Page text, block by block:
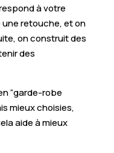
à votre
une retouche, et on
on construit des
des
“garde-robe
mieux choisies,
aide à mieux